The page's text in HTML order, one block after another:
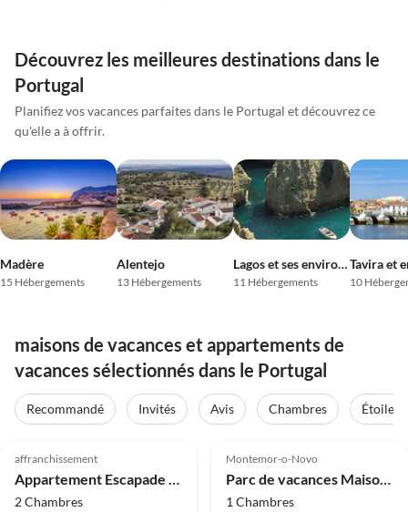
Découvrez les meilleures destinations dans le
Portugal
Planifiez vos vacances parfaites dans le Portugal et découvrez ce
qu'elle a à offrir.
Madère
15 Hébergements
Alentejo
13 Hébergements
Lagos et ses environs
11 Hébergements
Tavira et
10
maisons de vacances et appartements de
vacances sélectionnés dans le Portugal
Recommandé Invités Avis Chambres
Étoiles
affranchissement
Appartement Escapade en centre-ville avec balcon
2 Chambres
Montemor-o-Novo
Parc de vacances Maison de campagne viticole en Alentejo
1 Chambres